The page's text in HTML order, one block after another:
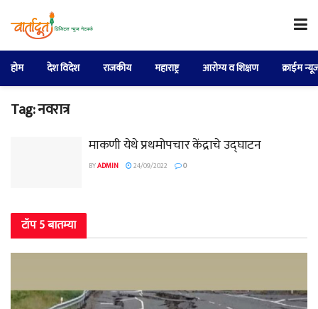
होम देश विदेश राजकीय महाराष्ट्र आरोग्य व शिक्षण क्राईम
Tag:नवरात्र
माकणी येथे प्रथमोपचार केंद्राचे उद्घाटन
BYADMIN 24/09/2022 0
टॉप 5 बातम्या